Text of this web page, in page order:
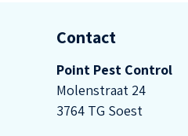
Contact
Point Pest Control
Molenstraat 24
3764 TG Soest